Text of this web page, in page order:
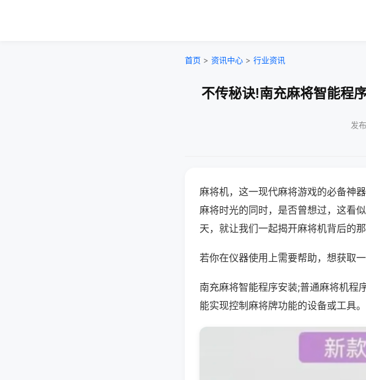
首页 > 资讯中心 > 行业资讯
不传秘诀!南充麻将智能程
发
麻将机，这一现代麻将游戏的必备神
麻将时光的同时，是否曾想过，这看
天，就让我们一起揭开麻将机背后的
若你在仪器使用上需要帮助，想获取
南充麻将智能程序安装;普通麻将机程
能实现控制麻将牌功能的设备或工具。